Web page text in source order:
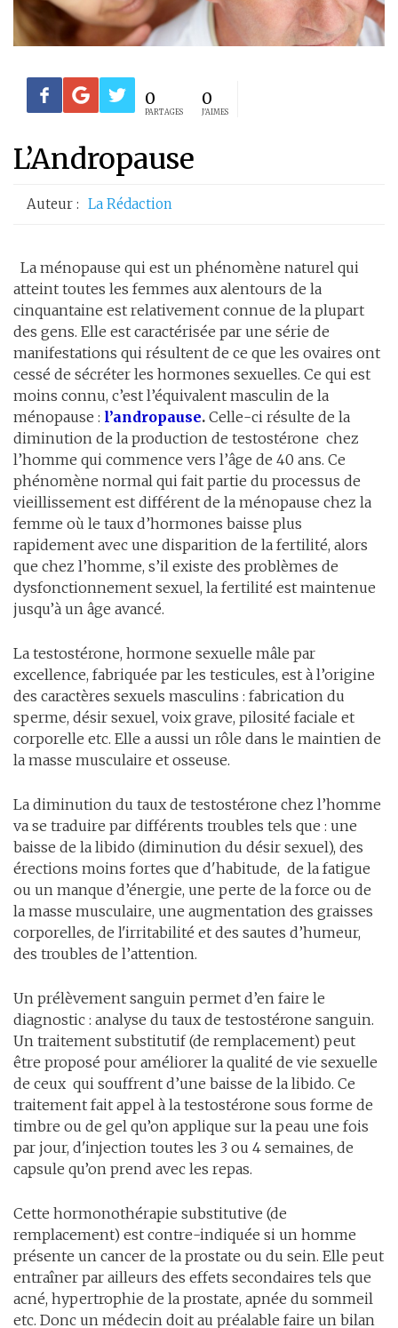
0
PARTAGES
0
J'AIMES
L’Andropause
Auteur : La Rédaction
La ménopause qui est un phénomène naturel qui
atteint toutes les femmes aux alentours de la
cinquantaine est relativement connue de la plupart
des gens. Elle est caractérisée par une série de
manifestations qui résultent de ce que les ovaires ont
cessé de sécréter les hormones sexuelles. Ce qui est
moins connu, c’est l’équivalent masculin de la
ménopause : l’andropause. Celle-ci résulte de la
diminution de la production de testostérone chez
l’homme qui commence vers l’âge de 40 ans. Ce
phénomène normal qui fait partie du processus de
vieillissement est différent de la ménopause chez la
femme où le taux d’hormones baisse plus
rapidement avec une disparition de la fertilité, alors
que chez l’homme, s’il existe des problèmes de
dysfonctionnement sexuel, la fertilité est maintenue
jusqu’à un âge avancé.
La testostérone, hormone sexuelle mâle par
excellence, fabriquée par les testicules, est à l’origine
des caractères sexuels masculins : fabrication du
sperme, désir sexuel, voix grave, pilosité faciale et
corporelle etc. Elle a aussi un rôle dans le maintien de
la masse musculaire et osseuse.
La diminution du taux de testostérone chez l’homme
va se traduire par différents troubles tels que : une
baisse de la libido (diminution du désir sexuel), des
érections moins fortes que d'habitude, de la fatigue
ou un manque d’énergie, une perte de la force ou de
la masse musculaire, une augmentation des graisses
corporelles, de l'irritabilité et des sautes d’humeur,
des troubles de l’attention.
Un prélèvement sanguin permet d’en faire le
diagnostic : analyse du taux de testostérone sanguin.
Un traitement substitutif (de remplacement) peut
être proposé pour améliorer la qualité de vie sexuelle
de ceux qui souffrent d’une baisse de la libido. Ce
traitement fait appel à la testostérone sous forme de
timbre ou de gel qu’on applique sur la peau une fois
par jour, d'injection toutes les 3 ou 4 semaines, de
capsule qu’on prend avec les repas.
Cette hormonothérapie substitutive (de
remplacement) est contre-indiquée si un homme
présente un cancer de la prostate ou du sein. Elle peut
entraîner par ailleurs des effets secondaires tels que
acné, hypertrophie de la prostate, apnée du sommeil
etc. Donc un médecin doit au préalable faire un bilan